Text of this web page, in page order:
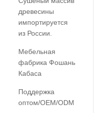
древесины
импортируется
из России.
Мебельная
фабрика Фошань
Кабаса
Поддержка
оптом/OEM/ODM